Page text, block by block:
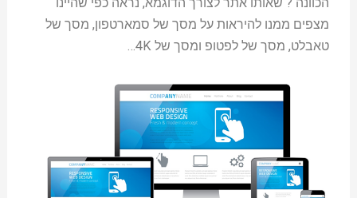
מצפים ממנו להיראות על מסך של סמארטפון, מסך של
טאבלט, מסך של לפטופ ומסך של 4K…